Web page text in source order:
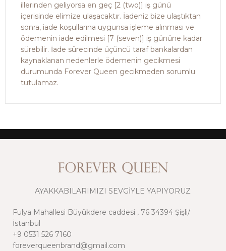
illerinden geliyorsa en geç [2 (two)] iş günü
içerisinde elimize ulaşacaktır. İadeniz bize ulaştıktan
sonra, iade koşullarına uygunsa işleme alınması ve
ödemenin iade edilmesi [7 (seven)] iş gününe kadar
sürebilir. İade sürecinde üçüncü taraf bankalardan
kaynaklanan nedenlerle ödemenin gecikmesi
durumunda Forever Queen gecikmeden sorumlu
tutulamaz.
AYAKKABILARIMIZI SEVGİYLE YAPIYORUZ
Fulya Mahallesi Büyükdere caddesi , 76 34394 Şişli/
İstanbul
+9 0531 526 7160
foreverqueenbrand@gmail.com